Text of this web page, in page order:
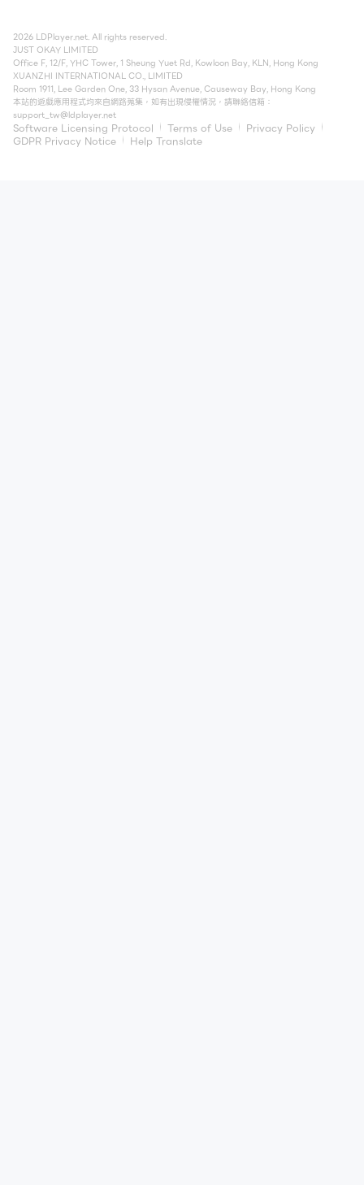
2026 LDPlayer.net. All rights reserved.
JUST OKAY LIMITED
Office F, 12/F, YHC Tower, 1 Sheung Yuet Rd, Kowloon Bay, KLN, Hong Kong
XUANZHI INTERNATIONAL CO., LIMITED
Room 1911, Lee Garden One, 33 Hysan Avenue, Causeway Bay, Hong Kong
本站的遊戲應用程式均來自網路蒐集，如有出現侵權情況，請聯絡信箱：
support_tw@ldplayer.net
Software Licensing Protocol Terms of Use
Privacy Policy
GDPR Privacy Notice
Help Translate